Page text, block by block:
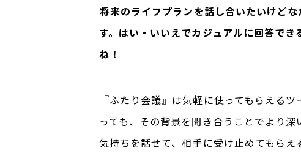
――将来のライフプランを話し合いたいけど
す。はい・いいえでカジュアルに回答で
ね！
『ふたり会議』は気軽に使ってもらえる
っても、その背景を聞き合うことでより
気持ちを話せて、相手に受け止めてもら